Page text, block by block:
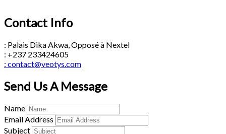
Contact Info
: Palais Dika Akwa, Opposé à Nextel
: +237 233424605
: contact@veotys.com
Send Us A Message
Name
Email Address
Subject